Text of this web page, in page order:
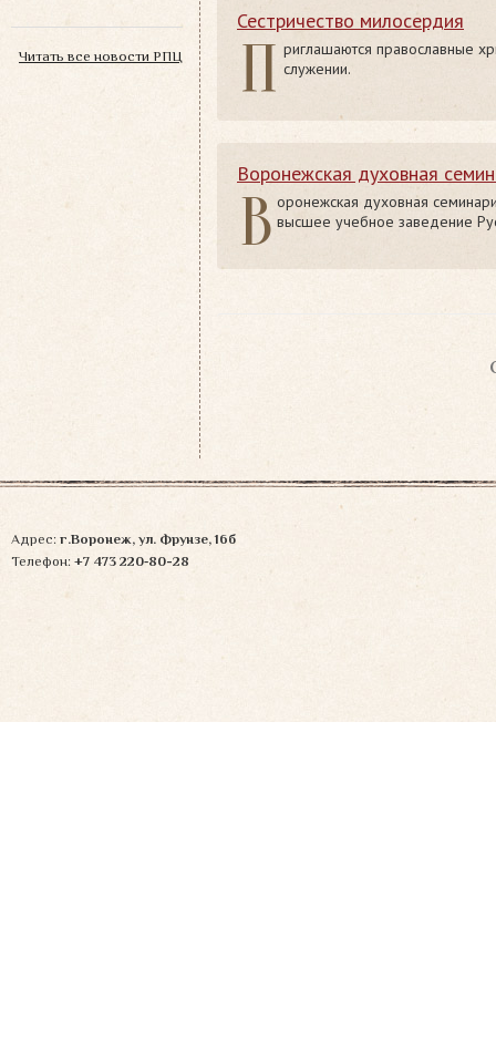
Читать все новости РПЦ
Сестричество милосердия
П риглашаются православные
служении.
Воронежская духовная
В оронежская духовная
высшее учебное заведение
Адрес: г.Воронеж, ул. Фрунзе, 16б
Телефон: +7 473 220‑80-28